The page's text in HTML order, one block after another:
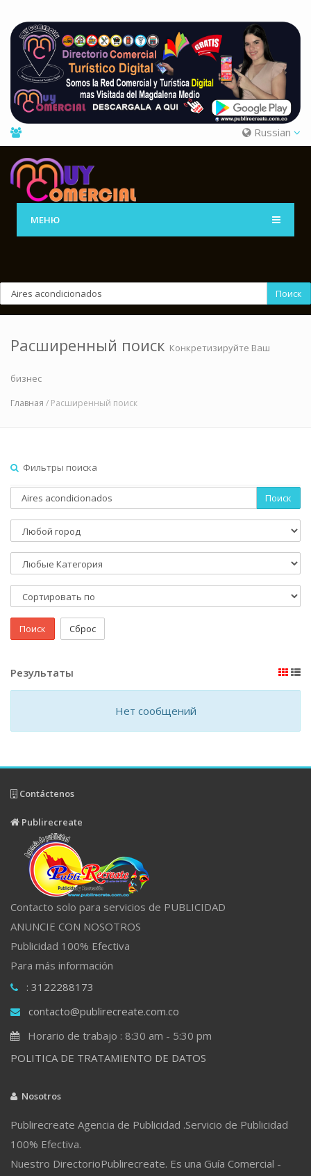
Russian
МЕНЮ
Поиск
Расширенный поиск Конкретизируйте Ваш
бизнес
Главная / Расширенный поиск
Фильтры поиска
Поиск
Поиск Сброс
Результаты
Нет сообщений
Contáctenos
Publirecreate
Contacto solo para servicios de PUBLICIDAD
ANUNCIE CON NOSOTROS
Publicidad 100% Efectiva
Para más información
: 3122288173
contacto@publirecreate.com.co
Horario de trabajo : 8:30 am - 5:30 pm
POLITICA DE TRATAMIENTO DE DATOS
Nosotros
Publirecreate Agencia de Publicidad .Servicio de Publicidad
100% Efectiva.
Nuestro DirectorioPublirecreate. Es una Guía Comercial -